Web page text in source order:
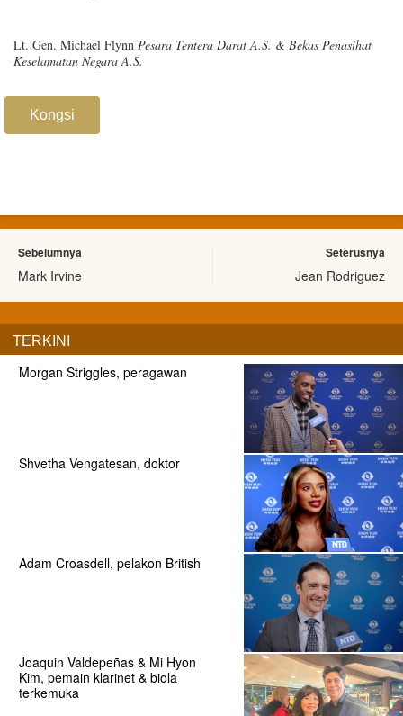
Lt. Gen. Michael Flynn Pesara Tentera Darat A.S. & Bekas Penasihat
Keselamatan Negara A.S.
Kongsi
Sebelumnya
Mark Irvine
Seterusnya
Jean Rodriguez
TERKINI
Morgan Striggles, peragawan
Shvetha Vengatesan, doktor
Adam Croasdell, pelakon British
Joaquin Valdepeñas & Mi Hyon
Kim, pemain klarinet & biola
terkemuka